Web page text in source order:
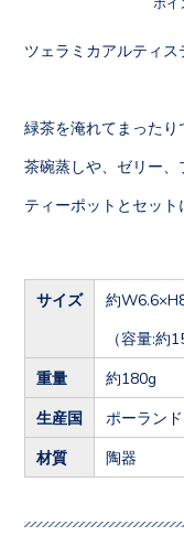
ツェラミカアルティス
緑茶を淹れてまったり
茶碗蒸しや、ゼリー、
ティーポットとセッ
サイズ 約
（容量:約
重量 約180g
生産国 ポーラン
材質 陶器